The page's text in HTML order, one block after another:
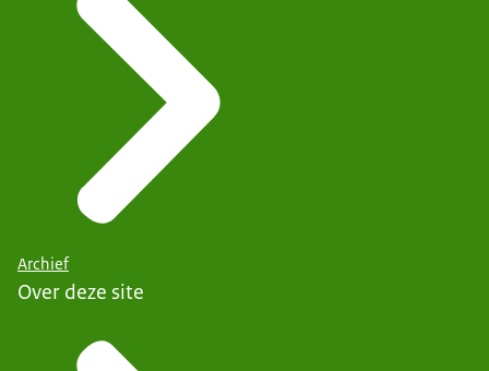
Archief
Over deze site